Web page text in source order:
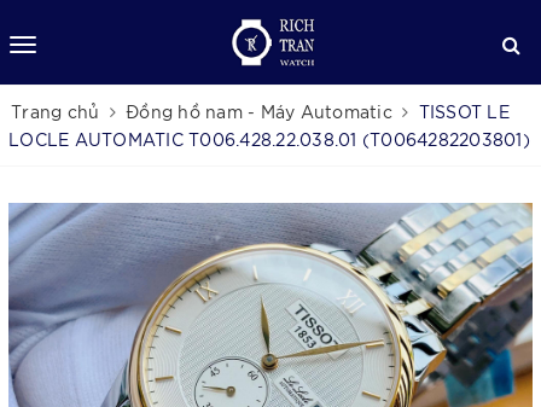
Trang chủ Đồng hồ nam - Máy Automatic
TISSOT LE
LOCLE AUTOMATIC T006.428.22.038.01 (T0064282203801)